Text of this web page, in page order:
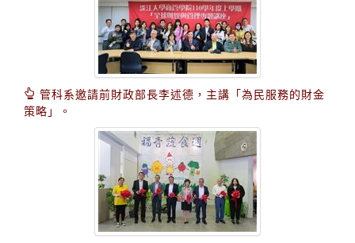
管科系邀請前財政部長李述德，主講「為民服務的財金
策略」。